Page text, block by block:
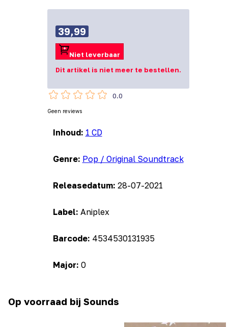
Inhoud: 1 CD
Genre: Pop / Original Soundtrack
Releasedatum: 28-07-2021
Label: Aniplex
Barcode: 4534530131935
Major: 0
39,99
Niet leverbaar
Dit artikel is niet meer te bestellen.
0.0
Geen reviews
Op voorraad bij Sounds